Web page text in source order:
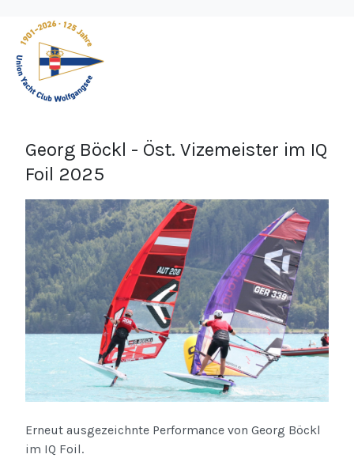
Georg Böckl - Öst. Vizemeister im IQ
Foil 2025
Erneut ausgezeichnte Performance von Georg Böckl
im IQ Foil.